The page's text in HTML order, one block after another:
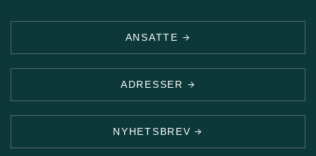
ANSATTE
ADRESSER
NYHETSBREV